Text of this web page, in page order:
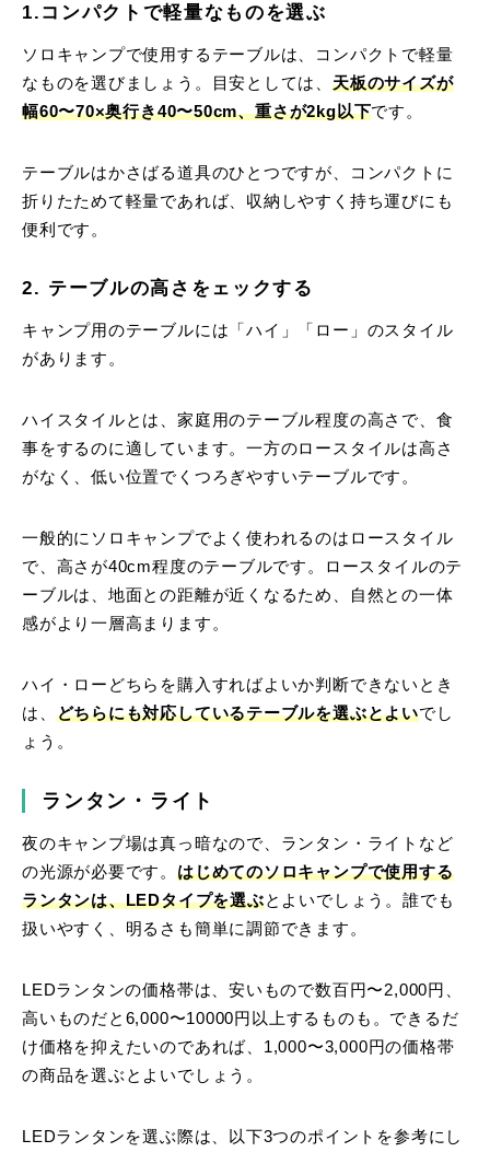
1.コンパクトで軽量なものを選ぶ
ソロキャンプで使用するテーブルは、コンパクトで軽量
なものを選びましょう。目安としては、天板のサイズが
幅60〜70×奥行き40〜50cm、重さが2kg以下です。
テーブルはかさばる道具のひとつですが、コンパクトに
折りたためて軽量であれば、収納しやすく持ち運びにも
便利です。
2. テーブルの高さをェックする
キャンプ用のテーブルには「ハイ」「ロー」のスタイル
があります。
ハイスタイルとは、家庭用のテーブル程度の高さで、食
事をするのに適しています。一方のロースタイルは高さ
がなく、低い位置でくつろぎやすいテーブルです。
一般的にソロキャンプでよく使われるのはロースタイル
で、高さが40cm程度のテーブルです。ロースタイルのテ
ーブルは、地面との距離が近くなるため、自然との一体
感がより一層高まります。
ハイ・ローどちらを購入すればよいか判断できないとき
は、 どちらにも対応しているテーブルを選ぶとよいでし
ょう。
ランタン・ライト
夜のキャンプ場は真っ暗なので、ランタン・ライトなど
の光源が必要です。はじめてのソロキャンプで使用する
ランタンは、LEDタイプを選ぶとよいでしょう。誰でも
扱いやすく、明るさも簡単に調節できます。
LEDランタンの価格帯は、安いもので数百円〜2,000円、
高いものだと6,000〜10000円以上するものも。できるだ
け価格を抑えたいのであれば、1,000〜3,000円の価格帯
の商品を選ぶとよいでしょう。
LEDランタンを選ぶ際は、以下3つのポイントを参考にし